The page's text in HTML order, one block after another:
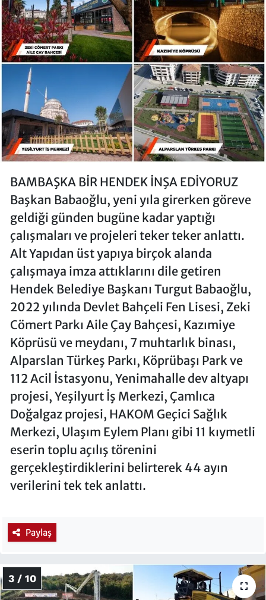
BAMBAŞKA BİR HENDEK İNŞA EDİYORUZ
Başkan Babaoğlu, yeni yıla girerken göreve
geldiği günden bugüne kadar yaptığı
çalışmaları ve projeleri teker teker anlattı.
Alt Yapıdan üst yapıya birçok alanda
çalışmaya imza attıklarını dile getiren
Hendek Belediye Başkanı Turgut Babaoğlu,
2022 yılında Devlet Bahçeli Fen Lisesi, Zeki
Cömert Parkı Aile Çay Bahçesi, Kazımiye
Köprüsü ve meydanı, 7 muhtarlık binası,
Alparslan Türkeş Parkı, Köprübaşı Park ve
112 Acil İstasyonu, Yenimahalle dev altyapı
projesi, Yeşilyurt İş Merkezi, Çamlıca
Doğalgaz projesi, HAKOM Geçici Sağlık
Merkezi, Ulaşım Eylem Planı gibi 11 kıymetli
eserin toplu açılış törenini
gerçekleştirdiklerini belirterek 44 ayın
verilerini tek tek anlattı.
Paylaş
3 / 10